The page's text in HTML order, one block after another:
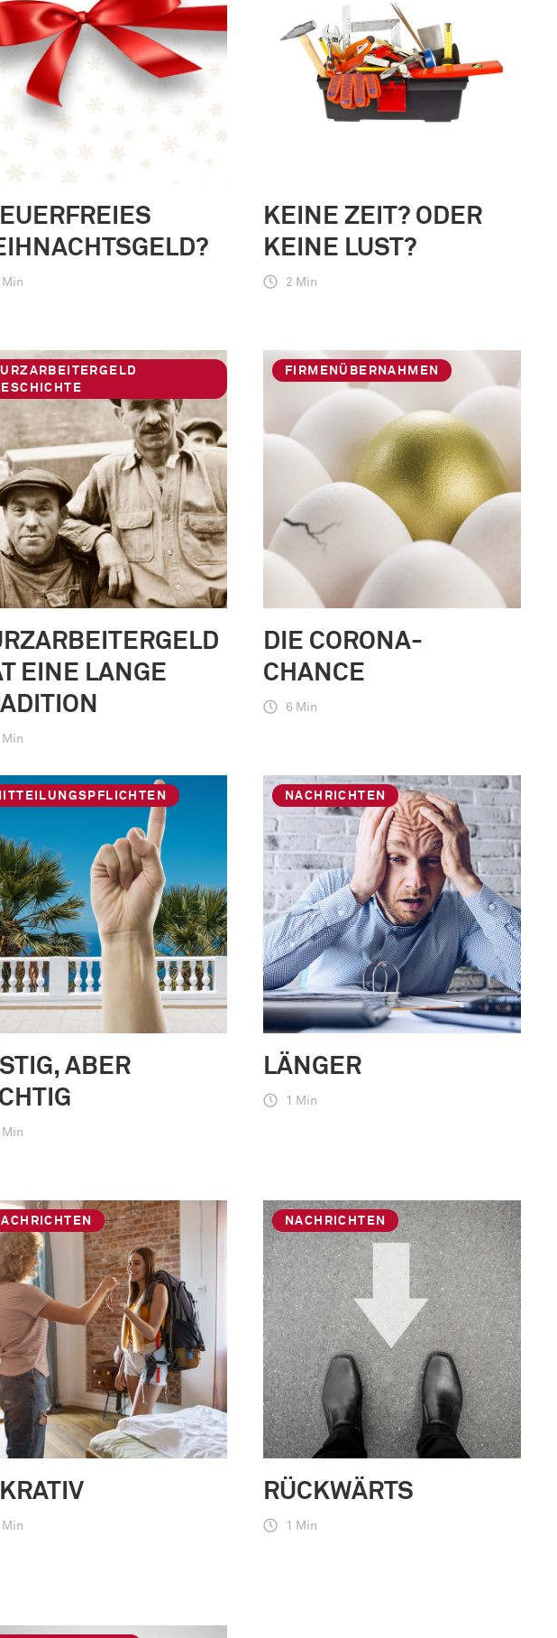
Min
KEINE ZEIT? ODER
KEINE LUST?
2 Min
EINE LANGE
Min
FIRMENÜBERNAHMEN
DIE CORONA-
CHANCE
6 Min
ABER
Min
NACHRICHTEN
LÄNGER
1 Min
Min
NACHRICHTEN
RÜCKWÄRTS
1 Min